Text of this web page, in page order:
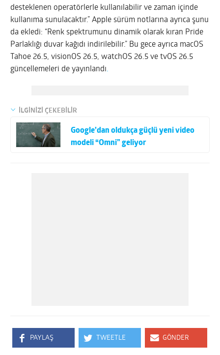
desteklenen operatörlerle kullanılabilir ve zaman içinde
kullanıma sunulacaktır.” Apple sürüm notlarına ayrıca şunu
da ekledi: “Renk spektrumunu dinamik olarak kıran Pride
Parlaklığı duvar kağıdı indirilebilir.” Bu gece ayrıca macOS
Tahoe 26.5, visionOS 26.5, watchOS 26.5 ve tvOS 26.5
güncellemeleri de yayınlandı.
İLGİNİZİ ÇEKEBİLİR
Google’dan oldukça güçlü yeni video
modeli “Omni” geliyor
PAYLAŞ TWEETLE GÖNDER